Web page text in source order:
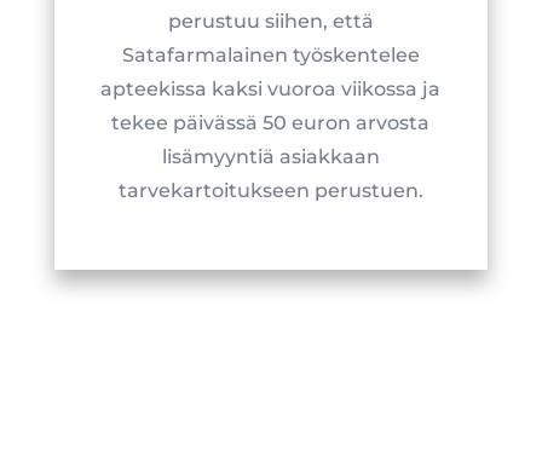
perustuu siihen, että
Satafarmalainen työskentelee
apteekissa kaksi vuoroa viikossa ja
tekee päivässä 50 euron arvosta
lisämyyntiä asiakkaan
tarvekartoitukseen perustuen.